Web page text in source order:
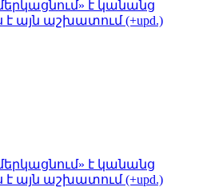
է կանանց
է այն աշխատում (+upd.)
է կանանց
է այն աշխատում (+upd.)